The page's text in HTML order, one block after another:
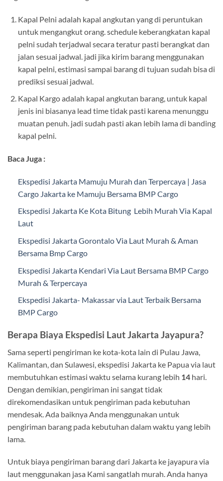
Kapal Pelni adalah kapal angkutan yang di peruntukan
untuk mengangkut orang. schedule keberangkatan kapal
pelni sudah terjadwal secara teratur pasti berangkat dan
jalan sesuai jadwal. jadi jika kirim barang menggunakan
kapal pelni, estimasi sampai barang di tujuan sudah bisa di
prediksi sesuai jadwal.
Kapal Kargo adalah kapal angkutan barang, untuk kapal
jenis ini biasanya lead time tidak pasti karena menunggu
muatan penuh. jadi sudah pasti akan lebih lama di banding
kapal pelni.
Baca Juga :
Ekspedisi Jakarta Mamuju Murah dan Terpercaya | Jasa
Cargo Jakarta ke Mamuju Bersama BMP Cargo
Ekspedisi Jakarta Ke Kota Bitung Lebih Murah Via Kapal
Laut
Ekspedisi Jakarta Gorontalo Via Laut Murah & Aman
Bersama Bmp Cargo
Ekspedisi Jakarta Kendari Via Laut Bersama BMP Cargo
Murah & Terpercaya
Ekspedisi Jakarta- Makassar via Laut Terbaik Bersama
BMP Cargo
Berapa Biaya Ekspedisi Laut Jakarta Jayapura?
Sama seperti pengiriman ke kota-kota lain di Pulau Jawa,
Kalimantan, dan Sulawesi, ekspedisi Jakarta ke Papua via laut
membutuhkan estimasi waktu selama kurang lebih 14 hari.
Dengan demikian, pengiriman ini sangat tidak
direkomendasikan untuk pengiriman pada kebutuhan
mendesak. Ada baiknya Anda menggunakan untuk
pengiriman barang pada kebutuhan dalam waktu yang lebih
lama.
Untuk biaya pengiriman barang dari Jakarta ke jayapura via
laut menggunakan jasa Kami sangatlah murah. Anda hanya